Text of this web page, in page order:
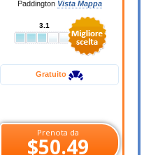
Paddington Vista Mappa
3.1
Gratuito
Prenota da
$50.49